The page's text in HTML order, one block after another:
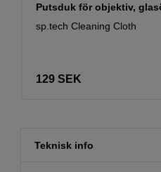
Putsduk för objektiv,
sp.tech Cleaning Cloth
129 SEK
Teknisk info